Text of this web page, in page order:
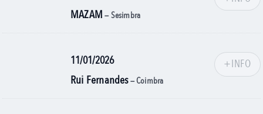
MAZAM — Sesimbra
11/01/2026
Rui Fernandes— Coimbra
+INFO